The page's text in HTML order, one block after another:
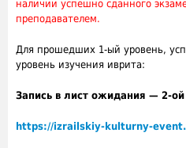
наличии успешно сданного
преподавателем.
Для прошедших 1-ый уровень,
уровень изучения иврита:
Запись в лист ожидания — 2-ой
https://izrailskiy-kulturny-